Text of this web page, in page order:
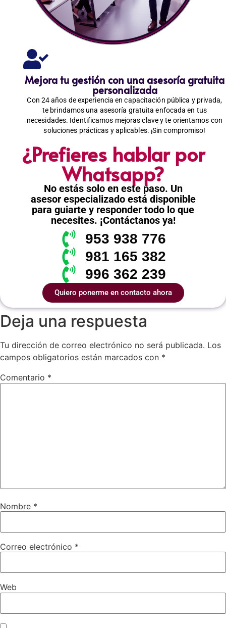
Mejora tu gestión con una asesoría gratuita
personalizada
Con 24 años de experiencia en capacitación pública y privada,
te brindamos una asesoría gratuita enfocada en tus
necesidades. Identificamos mejoras clave y te orientamos con
soluciones prácticas y aplicables. ¡Sin compromiso!
¿Prefieres hablar por
Whatsapp?
No estás solo en este paso. Un
asesor especializado está disponible
para guiarte y responder todo lo que
necesites. ¡Contáctanos ya!
953 938 776
981 165 382
996 362 239
Quiero ponerme en contacto ahora
Deja una respuesta
Tu dirección de correo electrónico no será publicada. Los
campos obligatorios están marcados con *
Comentario *
Nombre *
Correo electrónico *
Web